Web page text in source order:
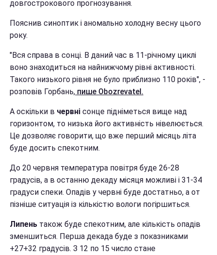
довгострокового прогнозування.
Пояснив синоптик і аномально холодну весну цього
року.
"Вся справа в сонці. В даний час в 11-річному циклі
воно знаходиться на найнижчому рівні активності.
Такого низького рівня не було приблизно 110 років", -
розповів Горбань, пише Obozrevatel.
А оскільки в червні сонце підніметься вище над
горизонтом, то низька його активність нівелюється.
Це дозволяє говорити, що вже перший місяць літа
буде досить спекотним.
До 20 червня температура повітря буде 26-28
градусів, а в останню декаду місяця можливі і 31-34
градуси спеки. Опадів у червні буде достатньо, а от
пізніше ситуація із кількістю вологи погіршиться.
Липень також буде спекотним, але кількість опадів
зменшиться. Перша декада буде з показниками
+27+32 градусів. З 12 по 15 число стане